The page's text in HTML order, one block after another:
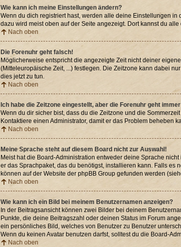
Wie kann ich meine Einstellungen ändern?
Wenn du dich registriert hast, werden alle deine Einstellungen
dazu wird meist oben auf der Seite angezeigt. Dort kannst du
Nach oben
Die Forenuhr geht falsch!
Möglicherweise entspricht die angezeigte Zeit nicht deiner
(Mitteleuropäische Zeit, ...) festlegen. Die Zeitzone kann dabei
dies jetzt zu tun.
Nach oben
Ich habe die Zeitzone eingestellt, aber die Forenuhr geht
Wenn du dir sicher bist, dass du die Zeitzone und die
Kontaktiere einen Administrator, damit er das Problem beheben
Nach oben
Meine Sprache steht auf diesem Board nicht zur Auswahl!
Meist hat die Board-Administration entweder deine Sprache
er das Sprachpaket, das du benötigst, installieren kann. Falls es
können auf der Website der phpBB Group gefunden werden
Nach oben
Wie kann ich ein Bild bei meinem Benutzernamen anzeigen?
In der Beitragsansicht können zwei Bilder bei deinem
Punkte, die deine Beitragszahl oder deinen Status im Forum
ein persönliches Bild, welches von Benutzer zu Benutzer
Wenn du keinen Avatar benutzen darfst, solltest du die Board-
Nach oben